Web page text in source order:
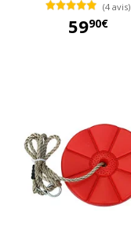
(4 avis)
5990€